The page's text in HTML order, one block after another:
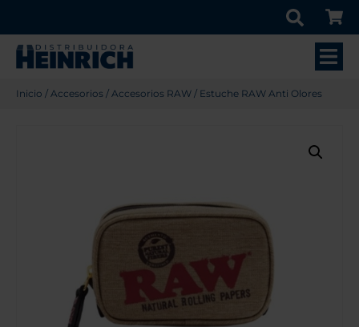
Inicio / Accesorios / Accesorios RAW / Estuche RAW Anti Olores